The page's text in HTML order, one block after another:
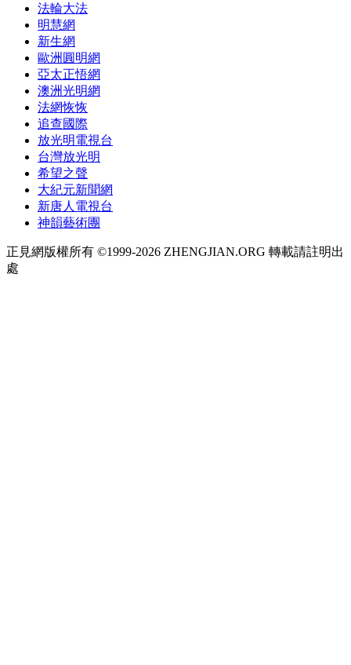
法輪大法
明慧網
新生網
歐洲圓明網
亞太正悟網
澳洲光明網
法網恢恢
追查國際
放光明電視台
台灣放光明
希望之聲
大紀元新聞網
新唐人電視台
神韻藝術團
正見網版權所有 ©1999-2026 ZHENGJIAN.ORG 轉載請註明出
處